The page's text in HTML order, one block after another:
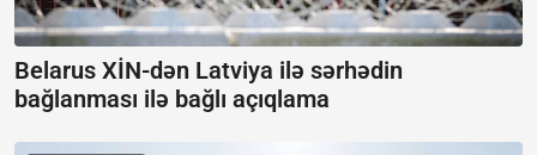
Belarus XİN-dən Latviya ilə sərhədin
bağlanması ilə bağlı açıqlama